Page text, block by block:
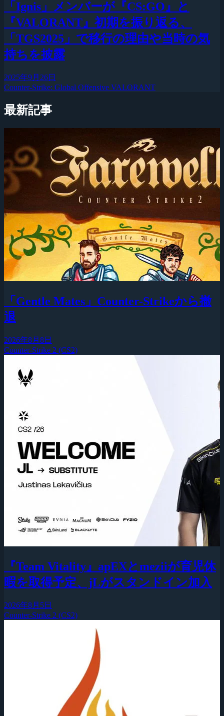
「Ignis」メンバーが『CS:GO』と
『VALORANT』初期を振り返る、
「TGS2025」で移行の理由や当時の気
持ちを披露
2025年9月26日
Counter-Strike: Global Offensive VALORANT
最新記事
「Gentle Mates」Counter-Strikeから撤
退
2026年8月8日
Counter-Strike 2 (CS2)
『Team Vitality』apEXとmeziiが育児休
暇を取得予定、jLがスタンドイン加入
2026年8月5日
Counter-Strike 2 (CS2)